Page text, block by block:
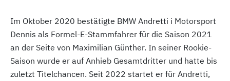
Im Oktober 2020 bestätigte BMW Andretti i Motorsport
Dennis als Formel-E-Stammfahrer für die Saison 2021
an der Seite von Maximilian Günther. In seiner Rookie-
Saison wurde er auf Anhieb Gesamtdritter und hatte bis
zuletzt Titelchancen. Seit 2022 startet er für Andretti,